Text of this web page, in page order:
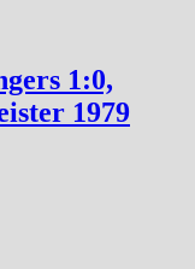
1:0,
1979